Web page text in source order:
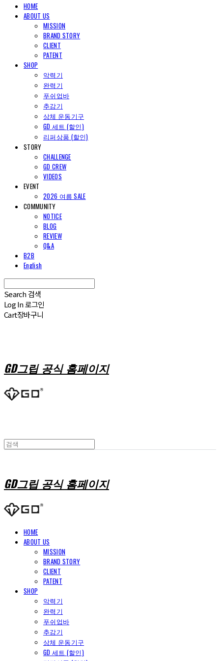
HOME
ABOUT US
MISSION
BRAND STORY
CLIENT
PATENT
SHOP
악력기
완력기
푸쉬업바
추감기
상체 운동기구
GD 세트 (할인)
리퍼상품 (할인)
STORY
CHALLENGE
GD CREW
VIDEOS
EVENT
2026 여름 SALE
COMMUNITY
NOTICE
BLOG
REVIEW
Q&A
B2B
English
Search 검색
Log In로그인
Cart장바구니
GD그립 공식 홈페이지
GD그립 공식 홈페이지
HOME
ABOUT US
MISSION
BRAND STORY
CLIENT
PATENT
SHOP
악력기
완력기
푸쉬업바
추감기
상체 운동기구
GD 세트 (할인)